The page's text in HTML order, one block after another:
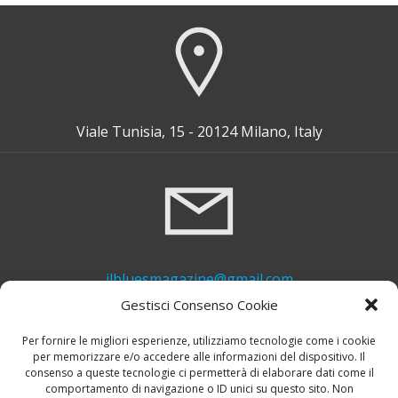
Gestisci Consenso Cookie
Per fornire le migliori esperienze, utilizziamo tecnologie come i cookie
per memorizzare e/o accedere alle informazioni del dispositivo. Il
consenso a queste tecnologie ci permetterà di elaborare dati come il
comportamento di navigazione o ID unici su questo sito. Non
Viale Tunisia, 15 - 20124 Milano, Italy
ilbluesmagazine@gmail.com